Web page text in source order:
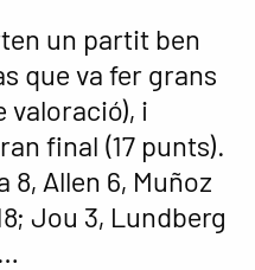
un partit ben
que va fer grans
valoració), i
final (17 punts).
8, Allen 6, Muñoz
Jou 3, Lundberg